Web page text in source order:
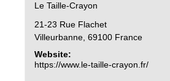
Le Taille-Crayon
21-23 Rue Flachet
Villeurbanne, 69100 France
Website:
https://www.le-taille-crayon.fr/